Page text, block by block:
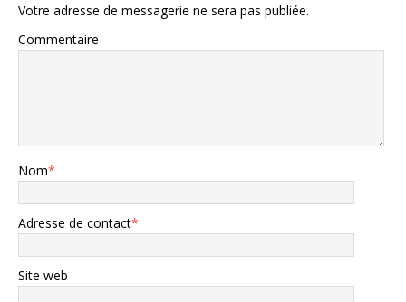
Votre adresse de messagerie ne sera pas publiée.
Commentaire
Nom*
Adresse de contact*
Site web